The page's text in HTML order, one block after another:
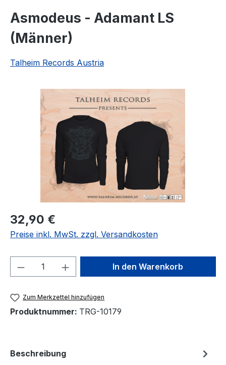
Asmodeus - Adamant LS
(Männer)
Talheim Records Austria
Bildergalerie überspringen
Regulärer Preis:
32,90 €
Preise inkl. MwSt. zzgl. Versandkosten
Produkt Anzahl: Gib denIn den Warenkorb
Zum Merkzettel hinzufügen
Produktnummer: TRG-10179
Beschreibung